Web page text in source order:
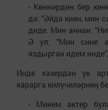
- Көннәрдән бер
дә: "Әйдә киен, мин
диде. Мин аннан:
Ә ул: "Мин сине
яздырган идем
Инде хәзердән үк
карарга килүчеләрнең
- Минем актер